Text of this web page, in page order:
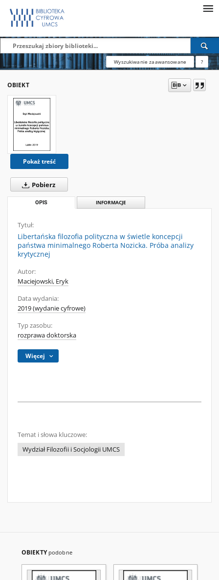
Wyszukiwanie zaawansowane ?
OBIEKT
Pokaż treść
Pobierz
OPIS INFORMACJE
Tytuł:
Libertańska filozofia polityczna w świetle koncepcji
państwa minimalnego Roberta Nozicka. Próba analizy
krytycznej
Autor:
Maciejowski, Eryk
Data wydania:
2019 (wydanie cyfrowe)
Typ zasobu:
rozprawa doktorska
Więcej
Temat i słowa kluczowe:
Wydział Filozofii i Socjologii UMCS
OBIEKTY podobne